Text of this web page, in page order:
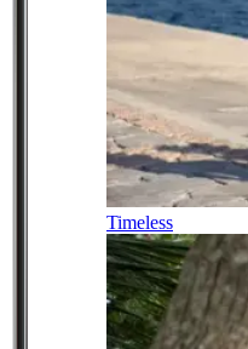
Timeless